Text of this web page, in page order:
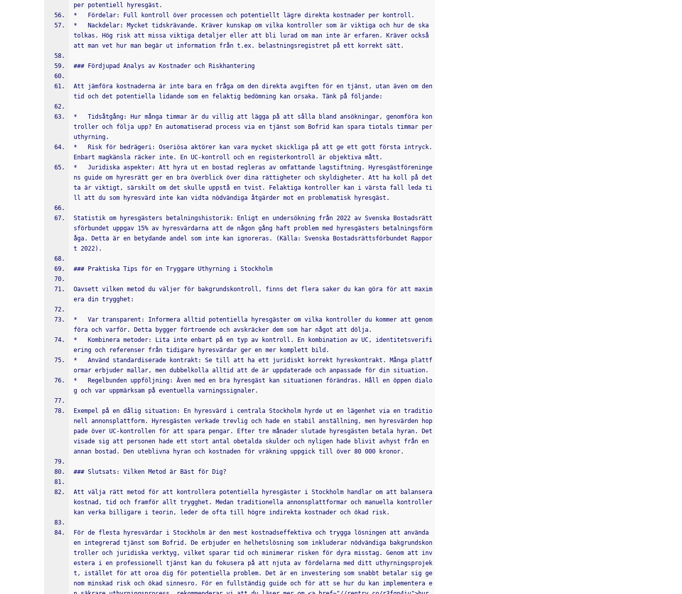
per potentiell hyresgäst.
*   Fördelar: Full kontroll över processen och potentiellt lägre direkta kostnader per kontroll.
*   Nackdelar: Mycket tidskrävande. Kräver kunskap om vilka kontroller som är viktiga och hur de ska
tolkas. Hög risk att missa viktiga detaljer eller att bli lurad om man inte är erfaren. Kräver också
att man vet hur man begär ut information från t.ex. belastningsregistret på ett korrekt sätt.
### Fördjupad Analys av Kostnader och Riskhantering
Att jämföra kostnaderna är inte bara en fråga om den direkta avgiften för en tjänst, utan även om den
tid och det potentiella lidande som en felaktig bedömning kan orsaka. Tänk på följande:
*   Tidsåtgång: Hur många timmar är du villig att lägga på att sålla bland ansökningar, genomföra kon
troller och följa upp? En automatiserad process via en tjänst som Bofrid kan spara tiotals timmar per
uthyrning.
*   Risk för bedrägeri: Oseriösa aktörer kan vara mycket skickliga på att ge ett gott första intryck.
Enbart magkänsla räcker inte. En UC-kontroll och en registerkontroll är objektiva mått.
*   Juridiska aspekter: Att hyra ut en bostad regleras av omfattande lagstiftning. Hyresgästföreninge
ns guide om hyresrätt ger en bra överblick över dina rättigheter och skyldigheter. Att ha koll på det
ta är viktigt, särskilt om det skulle uppstå en tvist. Felaktiga kontroller kan i värsta fall leda ti
ll att du som hyresvärd inte kan vidta nödvändiga åtgärder mot en problematisk hyresgäst.
Statistik om hyresgästers betalningshistorik: Enligt en undersökning från 2022 av Svenska Bostadsrätt
sförbundet uppgav 15% av hyresvärdarna att de någon gång haft problem med hyresgästers betalningsförm
åga. Detta är en betydande andel som inte kan ignoreras. (Källa: Svenska Bostadsrättsförbundet Rappor
t 2022).
### Praktiska Tips för en Tryggare Uthyrning i Stockholm
Oavsett vilken metod du väljer för bakgrundskontroll, finns det flera saker du kan göra för att maxim
era din trygghet:
*   Var transparent: Informera alltid potentiella hyresgäster om vilka kontroller du kommer att genom
föra och varför. Detta bygger förtroende och avskräcker dem som har något att dölja.
*   Kombinera metoder: Lita inte enbart på en typ av kontroll. En kombination av UC, identitetsverifi
ering och referenser från tidigare hyresvärdar ger en mer komplett bild.
*   Använd standardiserade kontrakt: Se till att ha ett juridiskt korrekt hyreskontrakt. Många plattf
ormar erbjuder mallar, men dubbelkolla alltid att de är uppdaterade och anpassade för din situation.
*   Regelbunden uppföljning: Även med en bra hyresgäst kan situationen förändras. Håll en öppen dialo
g och var uppmärksam på eventuella varningssignaler.
Exempel på en dålig situation: En hyresvärd i centrala Stockholm hyrde ut en lägenhet via en traditio
nell annonsplattform. Hyresgästen verkade trevlig och hade en stabil anställning, men hyresvärden hop
pade över UC-kontrollen för att spara pengar. Efter tre månader slutade hyresgästen betala hyran. Det
visade sig att personen hade ett stort antal obetalda skulder och nyligen hade blivit avhyst från en
annan bostad. Den uteblivna hyran och kostnaden för vräkning uppgick till över 80 000 kronor.
### Slutsats: Vilken Metod är Bäst för Dig?
Att välja rätt metod för att kontrollera potentiella hyresgäster i Stockholm handlar om att balansera
kostnad, tid och framför allt trygghet. Medan traditionella annonsplattformar och manuella kontroller
kan verka billigare i teorin, leder de ofta till högre indirekta kostnader och ökad risk.
För de flesta hyresvärdar i Stockholm är den mest kostnadseffektiva och trygga lösningen att använda
en integrerad tjänst som Bofrid. De erbjuder en helhetslösning som inkluderar nödvändiga bakgrundskon
troller och juridiska verktyg, vilket sparar tid och minimerar risken för dyra misstag. Genom att inv
estera i en professionell tjänst kan du fokusera på att njuta av fördelarna med ditt uthyrningsprojek
t, istället för att oroa dig för potentiella problem. Det är en investering som snabbt betalar sig ge
nom minskad risk och ökad sinnesro. För en fullständig guide och för att se hur du kan implementera e